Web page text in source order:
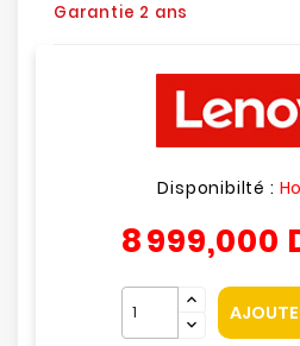
Garantie 2 ans
Disponibilté :
8 999,000